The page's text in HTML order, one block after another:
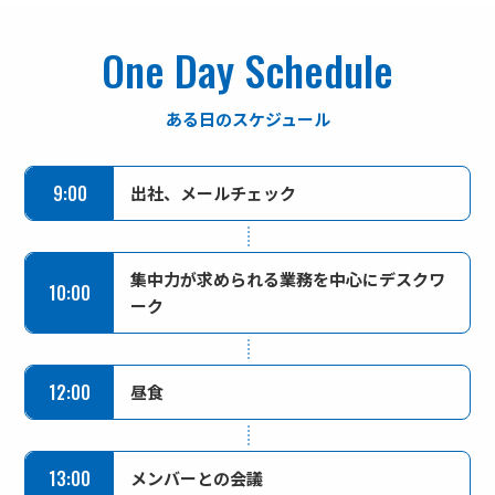
One DaySchedule
ある日のスケジュール
9:00 出社、メールチェック
10:00
集中力が求められる業務を中心にデスクワ
ーク
12:00 昼食
13:00 メンバーとの会議